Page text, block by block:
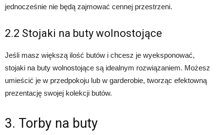
jednocześnie nie będą zajmować cennej przestrzeni.
2.2 Stojaki na buty wolnostojące
Jeśli masz większą ilość butów i chcesz je wyeksponować,
stojaki na buty wolnostojące są idealnym rozwiązaniem. Możesz
umieścić je w przedpokoju lub w garderobie, tworząc efektowną
prezentację swojej kolekcji butów.
3. Torby na buty